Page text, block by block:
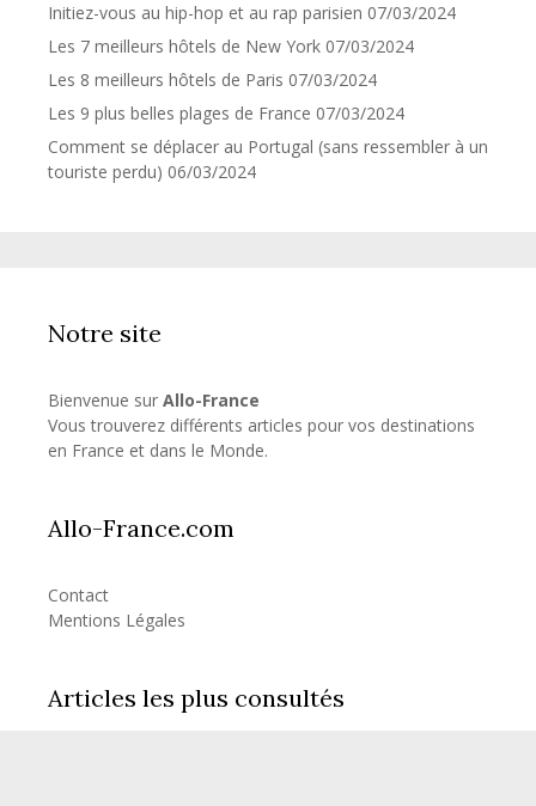
Initiez-vous au hip-hop et au rap parisien 07/03/2024
Les 7 meilleurs hôtels de New York 07/03/2024
Les 8 meilleurs hôtels de Paris 07/03/2024
Les 9 plus belles plages de France 07/03/2024
Comment se déplacer au Portugal (sans ressembler à un
touriste perdu) 06/03/2024
Notre site
Bienvenue sur Allo-France
Vous trouverez différents articles pour vos destinations
en France et dans le Monde.
Allo-France.com
Contact
Mentions Légales
Articles les plus consultés